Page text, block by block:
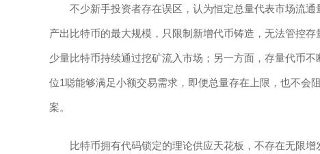
不少新手投资者存在误区，认为恒定总量代表市场流
产出比特币的最大规模，只限制新增代币铸造，无法管控
少量比特币持续通过挖矿流入市场；另一方面，存量代币
位1聪能够满足小额交易需求，即便总量存在上限，也不会
案。
比特币拥有代码锁定的理论供应天花板，不存在无限